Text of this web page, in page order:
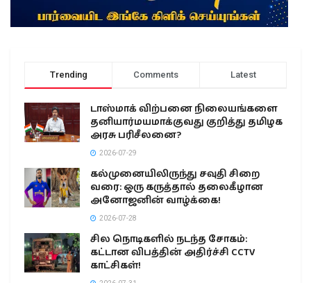
Trending Comments Latest
டாஸ்மாக் விற்பனை நிலையங்களை
தனியார்மயமாக்குவது குறித்து தமிழக
அரசு பரிசீலனை?
2026-07-29
கல்முனையிலிருந்து சவுதி சிறை
வரை: ஒரு கருத்தால் தலைகீழான
அனோஜனின் வாழ்க்கை!
2026-07-28
சில நொடிகளில் நடந்த சோகம்:
கட்டான விபத்தின் அதிர்ச்சி CCTV
காட்சிகள்!